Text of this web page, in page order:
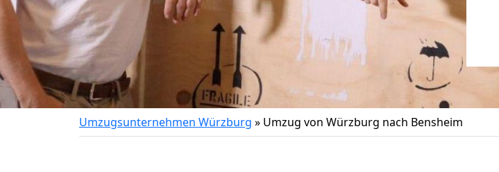
Umzugsunternehmen Würzburg » Umzug von Würzburg nach Bensheim